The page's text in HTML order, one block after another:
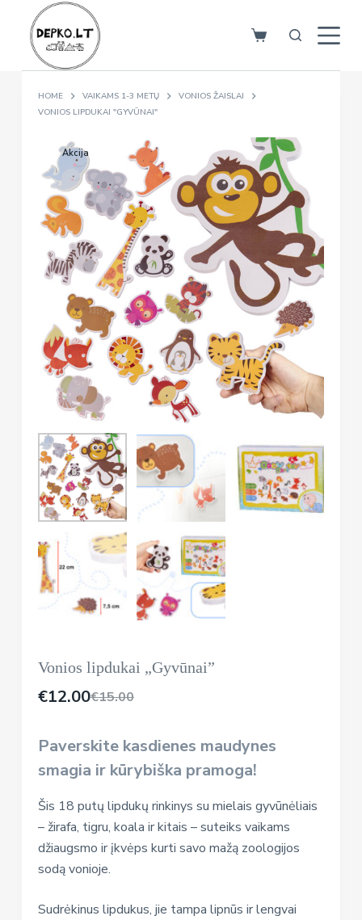
HOME VAIKAMS 1-3 METŲ
VONIOS ŽAISLAI
VONIOS LIPDUKAI "GYVŪNAI"
Akcija
Vonios lipdukai „Gyvūnai”
€15.00
€12.00
Paverskite kasdienes maudynes
smagia ir kūrybiška pramoga!
Šis 18 putų lipdukų rinkinys su mielais gyvūnėliais
– žirafa, tigru, koala ir kitais – suteiks vaikams
džiaugsmo ir įkvėps kurti savo mažą zoologijos
sodą vonioje.
Sudrėkinus lipdukus, jie tampa lipnūs ir lengvai